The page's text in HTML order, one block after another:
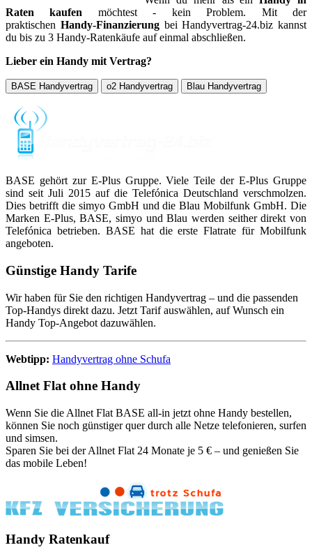
Raten kaufen möchtest - kein Problem. Mit der
praktischen Handy-Finanzierungbei Handyvertrag-24.biz kannst
du bis zu 3 Handy-Ratenkäufe auf einmal abschließen.
Lieber ein Handy mit Vertrag?
BASE Handyvertrag o2 Handyvertrag Blau Handyvertrag
BASE gehört zur E-Plus Gruppe. Viele Teile der E-Plus Gruppe
sind seit Juli 2015 auf die Telefónica Deutschland verschmolzen.
Dies betrifft die simyo GmbH und die Blau Mobilfunk GmbH. Die
Marken E-Plus, BASE, simyo und Blau werden seither direkt von
Telefónica betrieben. BASE hat die erste Flatrate für Mobilfunk
angeboten.
Günstige Handy Tarife
Wir haben für Sie den richtigen Handyvertrag – und die passenden
Top-Handys direkt dazu. Jetzt Tarif auswählen, auf Wunsch ein
Handy Top-Angebot dazuwählen.
Webtipp: Handyvertrag ohne Schufa
Allnet Flat ohne Handy
Wenn Sie die Allnet Flat BASE all-in jetzt ohne Handy bestellen,
können Sie noch günstiger quer durch alle Netze telefonieren, surfen
und simsen.
Sparen Sie bei der Allnet Flat 24 Monate je 5 € – und genießen Sie
das mobile Leben!
Handy Ratenkauf